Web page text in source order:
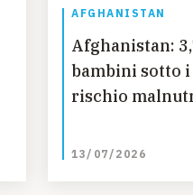
AFGHANISTAN
Afghanistan:
bambini sotto i
rischio
13/07/2026